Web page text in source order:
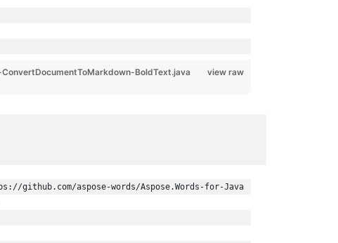
view raw
BoldText.java
aspose-words/Aspose.Words-for-Java